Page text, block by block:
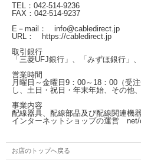
TEL：042-514-9236
FAX：042-514-9237
E－mail： info@cabledirect.jp
URL： https://cabledirect.jp
取引銀行
「三菱UFJ銀行」、「みずほ銀行」
営業時間
月曜日～金曜日 9：00～18：00（受
し、土日・祝日・年末年始、その他
事業内容
配線器具、配線部品及び配線関連機
インターネットショップの運営
お店のトップへ戻る